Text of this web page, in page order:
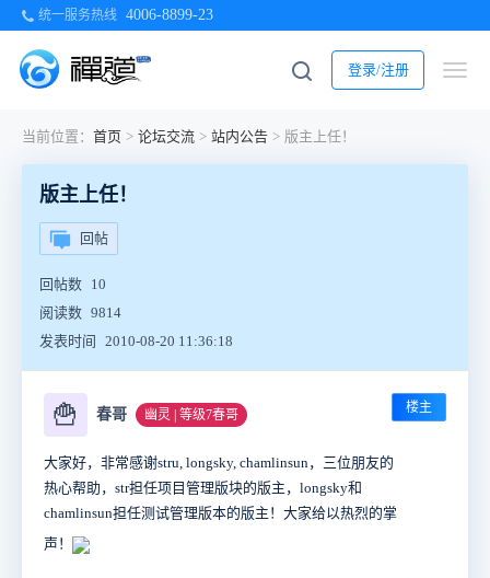
统一服务热线 4006-8899-23
登录/注册
当前位置： 首页 > 论坛交流 > 站内公告 > 版主上任！
版主上任！
回帖
回帖数 10
阅读数 9814
发表时间
2010-08-20 11:36:18
🍟 春哥 幽灵 | 等级7春哥 楼主
大家好，非常感谢stru, longsky, chamlinsun，三位朋友的
热心帮助，str担任项目管理版块的版主，longsky和
chamlinsun担任测试管理版本的版主！大家给以热烈的掌
声！